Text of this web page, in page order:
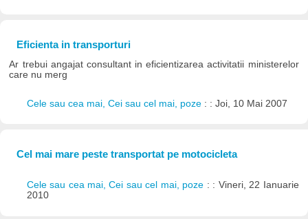
Eficienta in transporturi
Ar trebui angajat consultant in eficientizarea activitatii ministerelor
care nu merg
Cele sau cea mai, Cei sau cel mai, poze : : Joi, 10 Mai 2007
Cel mai mare peste transportat pe motocicleta
Cele sau cea mai, Cei sau cel mai, poze : : Vineri, 22 Ianuarie
2010